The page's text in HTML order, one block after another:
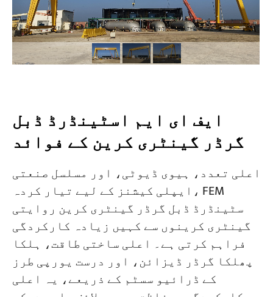
ایف ای ایم اسٹینڈرڈ ڈبل
گرڈر گینٹری کرین کے فوائد
اعلی تعدد، ہیوی ڈیوٹی، اور مسلسل صنعتی
ایپلی کیشنز کے لیے تیار کردہ، FEM
سٹینڈرڈ ڈبل گرڈر گینٹری کرین روایتی
گینٹری کرینوں سے کہیں زیادہ کارکردگی
فراہم کرتی ہے۔ اعلی ساختی طاقت، ہلکا
پھلکا گرڈر ڈیزائن، اور درست یورپی طرز
کے ڈرائیو سسٹم کے ذریعے، یہ اعلی